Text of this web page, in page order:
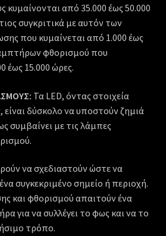
κυμαίνονται από 35.000 έως 50.000
συγκριτικά με αυτόν των
που κυμαίνεται από 1.000 έως
φθορισμού που
έως 15.000 ώρες.
Τα LED, όντας στοιχεία
δύσκολο να υποστούν ζημιά
συμβαίνει με τις λάμπες
να σχεδιαστούν ώστε να
συγκεκριμένο σημείο ή περιοχή.
και φθορισμού απαιτούν ένα
για να συλλέγει το φως και να το
τρόπο.